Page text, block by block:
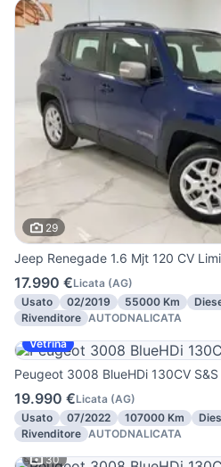
29
Jeep Renegade 1.6 Mjt 120 CV
17.990 €Licata (AG)
Usato
02/2019 55000 Km
Rivenditore AUTODNALICATA
Vetrina
Peugeot 3008 BlueHDi 130CV
19.990 €Licata (AG)
Usato
07/2022 107000 Km
Rivenditore AUTODNALICATA
30